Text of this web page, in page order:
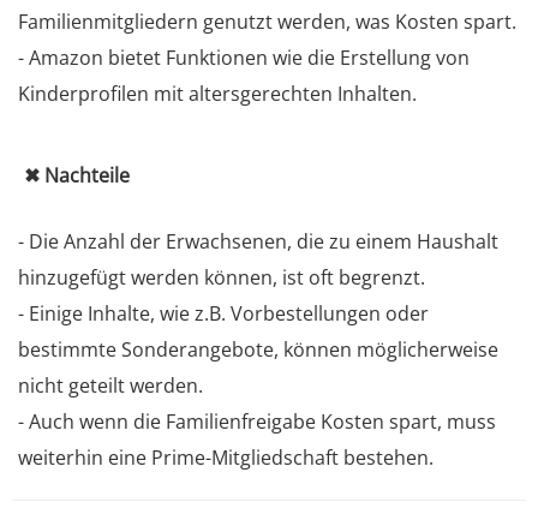
Familienmitgliedern genutzt werden, was Kosten spart.
- Amazon bietet Funktionen wie die Erstellung von
Kinderprofilen mit altersgerechten Inhalten.
✖ Nachteile
- Die Anzahl der Erwachsenen, die zu einem Haushalt
hinzugefügt werden können, ist oft begrenzt.
- Einige Inhalte, wie z.B. Vorbestellungen oder
bestimmte Sonderangebote, können möglicherweise
nicht geteilt werden.
- Auch wenn die Familienfreigabe Kosten spart, muss
weiterhin eine Prime-Mitgliedschaft bestehen.